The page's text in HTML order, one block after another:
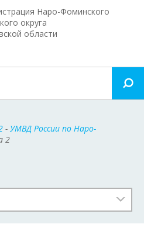
Наро-Фоминского
округа
области
- УМВД России по Наро-
2